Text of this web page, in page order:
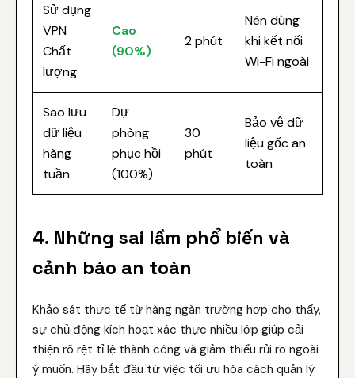
Sử dụng
VPN
Chất
lượng
Cao
(90%)
2 phút
Nên dùng
khi kết nối
Wi-Fi ngoài
Sao lưu
dữ liệu
hàng
tuần
Dự
phòng
phục hồi
(100%)
30
phút
Bảo vệ dữ
liệu gốc an
toàn
4. Những sai lầm phổ biến và
cảnh báo an toàn
Khảo sát thực tế từ hàng ngàn trường hợp cho thấy,
sự chủ động kích hoạt xác thực nhiều lớp giúp cải
thiện rõ rệt tỉ lệ thành công và giảm thiểu rủi ro ngoài
ý muốn. Hãy bắt đầu từ việc tối ưu hóa cách quản lý